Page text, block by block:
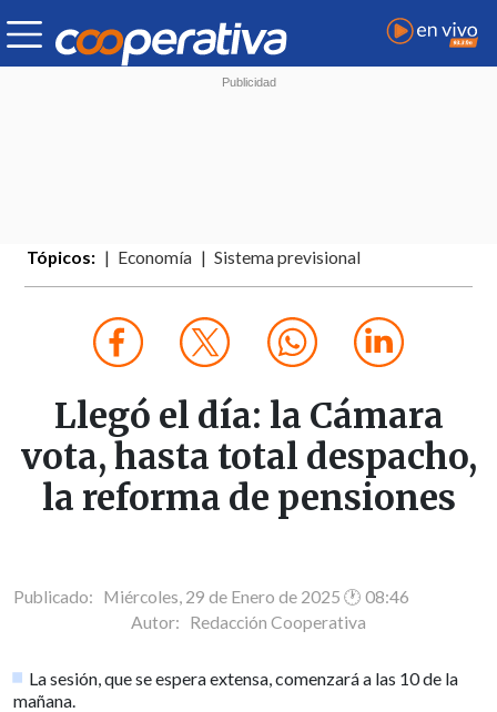
Tópicos: Economía Sistema previsional
Llegó el día: la Cámara
vota, hasta total despacho,
la reforma de pensiones
Publicado: Miércoles, 29 de Enero de 2025 🕐 08:46
Autor: Redacción Cooperativa
La sesión, que se espera extensa, comenzará a las 10 de la
mañana.